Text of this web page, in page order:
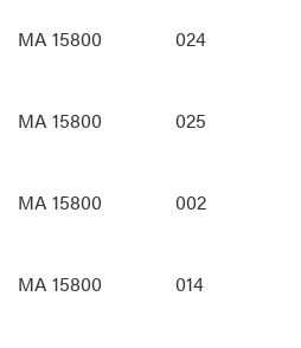
MA 15800
024
MA 15800
025
MA 15800
002
MA 15800
014